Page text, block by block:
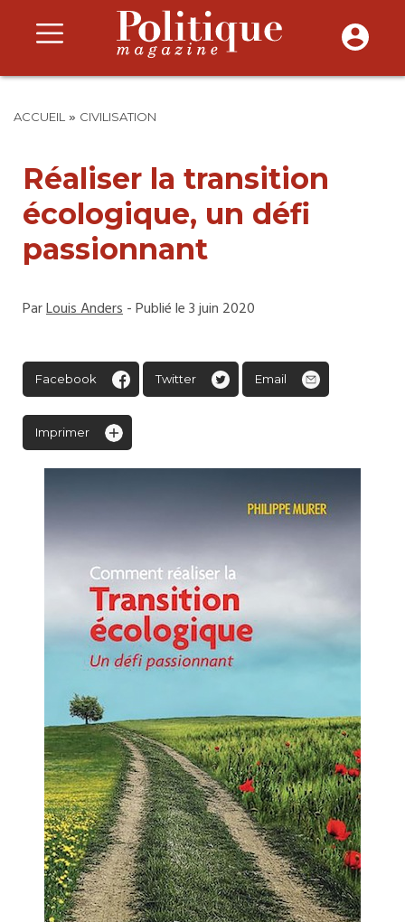
ACCUEIL » CIVILISATION
Réaliser la transition
écologique, un défi
passionnant
ParLouis Anders- Publié le 3 juin 2020
Facebook Twitter Email
Imprimer